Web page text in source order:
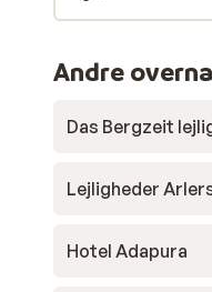
Andre
Das Bergzeit
Lejligheder
Hotel Adapura